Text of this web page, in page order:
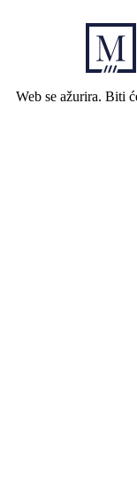
Web se ažurira. Biti